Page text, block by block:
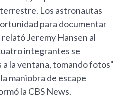
Los astronautas
para documentar
Jeremy Hansen al
integrantes se
la ventana, tomando fotos"
maniobra de escape
la CBS News.